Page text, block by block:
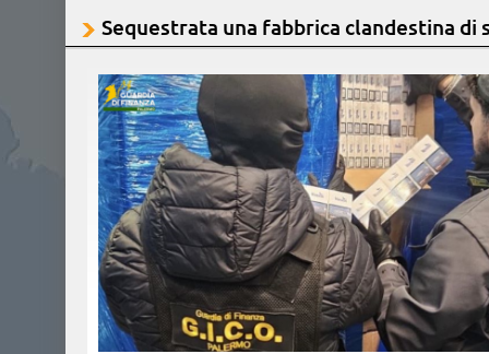
Sequestrata una fabbrica clandestina di